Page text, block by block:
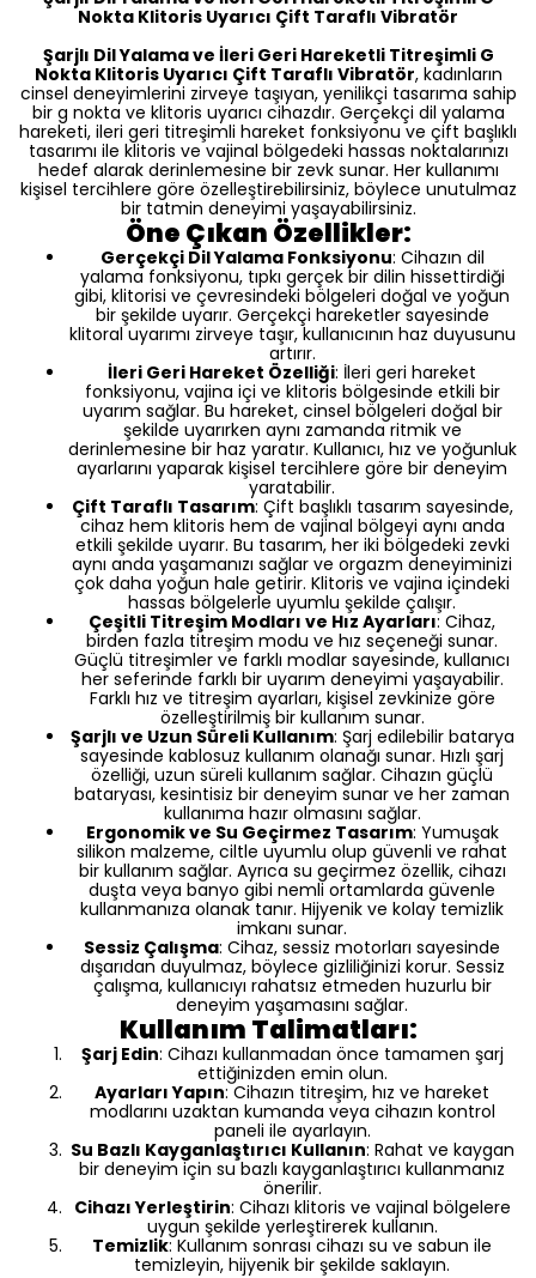
Nokta Klitoris Uyarıcı Çift Taraflı Vibratör
Şarjlı Dil Yalama ve İleri Geri Hareketli Titreşimli G
Nokta Klitoris Uyarıcı Çift Taraflı Vibratör, kadınların
cinsel deneyimlerini zirveye taşıyan, yenilikçi tasarıma sahip
bir g nokta ve klitoris uyarıcı cihazdır. Gerçekçi dil yalama
hareketi, ileri geri titreşimli hareket fonksiyonu ve çift başlıklı
tasarımı ile klitoris ve vajinal bölgedeki hassas noktalarınızı
hedef alarak derinlemesine bir zevk sunar. Her kullanımı
kişisel tercihlere göre özelleştirebilirsiniz, böylece unutulmaz
bir tatmin deneyimi yaşayabilirsiniz.
Öne Çıkan Özellikler:
Gerçekçi Dil Yalama Fonksiyonu: Cihazın dil
yalama fonksiyonu, tıpkı gerçek bir dilin hissettirdiği
gibi, klitorisi ve çevresindeki bölgeleri doğal ve yoğun
bir şekilde uyarır. Gerçekçi hareketler sayesinde
klitoral uyarımı zirveye taşır, kullanıcının haz duyusunu
artırır.
İleri Geri Hareket Özelliği: İleri geri hareket
fonksiyonu, vajina içi ve klitoris bölgesinde etkili bir
uyarım sağlar. Bu hareket, cinsel bölgeleri doğal bir
şekilde uyarırken aynı zamanda ritmik ve
derinlemesine bir haz yaratır. Kullanıcı, hız ve yoğunluk
ayarlarını yaparak kişisel tercihlere göre bir deneyim
yaratabilir.
Çift Taraflı Tasarım: Çift başlıklı tasarım sayesinde,
cihaz hem klitoris hem de vajinal bölgeyi aynı anda
etkili şekilde uyarır. Bu tasarım, her iki bölgedeki zevki
aynı anda yaşamanızı sağlar ve orgazm deneyiminizi
çok daha yoğun hale getirir. Klitoris ve vajina içindeki
hassas bölgelerle uyumlu şekilde çalışır.
Çeşitli Titreşim Modları ve Hız Ayarları: Cihaz,
birden fazla titreşim modu ve hız seçeneği sunar.
Güçlü titreşimler ve farklı modlar sayesinde, kullanıcı
her seferinde farklı bir uyarım deneyimi yaşayabilir.
Farklı hız ve titreşim ayarları, kişisel zevkinize göre
özelleştirilmiş bir kullanım sunar.
Şarjlı ve Uzun Süreli Kullanım: Şarj edilebilir batarya
sayesinde kablosuz kullanım olanağı sunar. Hızlı şarj
özelliği, uzun süreli kullanım sağlar. Cihazın güçlü
bataryası, kesintisiz bir deneyim sunar ve her zaman
kullanıma hazır olmasını sağlar.
Ergonomik ve Su Geçirmez Tasarım: Yumuşak
silikon malzeme, ciltle uyumlu olup güvenli ve rahat
bir kullanım sağlar. Ayrıca su geçirmez özellik, cihazı
duşta veya banyo gibi nemli ortamlarda güvenle
kullanmanıza olanak tanır. Hijyenik ve kolay temizlik
imkanı sunar.
Sessiz Çalışma: Cihaz, sessiz motorları sayesinde
dışarıdan duyulmaz, böylece gizliliğinizi korur. Sessiz
çalışma, kullanıcıyı rahatsız etmeden huzurlu bir
deneyim yaşamasını sağlar.
Kullanım Talimatları:
Şarj Edin: Cihazı kullanmadan önce tamamen şarj
ettiğinizden emin olun.
Ayarları Yapın: Cihazın titreşim, hız ve hareket
modlarını uzaktan kumanda veya cihazın kontrol
paneli ile ayarlayın.
Su Bazlı Kayganlaştırıcı Kullanın: Rahat ve kaygan
bir deneyim için su bazlı kayganlaştırıcı kullanmanız
önerilir.
Cihazı Yerleştirin: Cihazı klitoris ve vajinal bölgelere
uygun şekilde yerleştirerek kullanın.
Temizlik: Kullanım sonrası cihazı su ve sabun ile
temizleyin, hijyenik bir şekilde saklayın.